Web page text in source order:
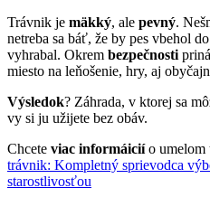
Trávnik je mäkký, ale pevný.
netreba sa báť, že by pes vbehol
vyhrabal. Okrem bezpečnosti
miesto na leňošenie, hry, aj
Výsledok? Záhrada, v ktorej sa
vy si ju užijete bez obáv.
Chcete viac informáiciío umelom
trávnik: Kompletný sprievodca
starostlivosťou